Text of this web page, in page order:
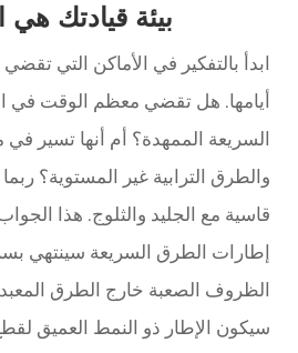
بيئة قيادتك
ابدأ بالتفكير في الأماكن التي
أيامها. هل تقضي معظم الوقت في
السريعة الممهدة؟ أم أنها تسير في
والطرق الترابية غير المستوية؟
قاسية مع الجليد والثلوج. هذا
إطارات الطرق السريعة سينتهي
الظروف الصعبة خارج الطرق
سيكون الإطار ذو النمط العميق